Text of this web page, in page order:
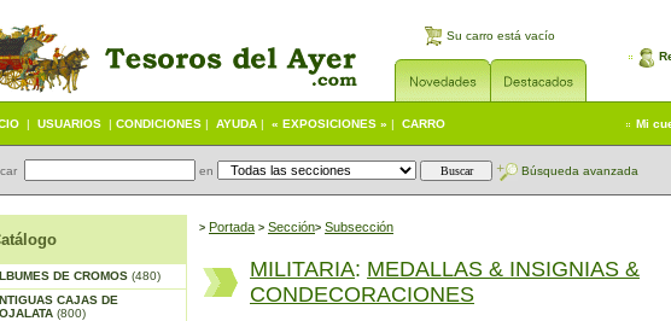
Su carro está vacío
| USUARIOS | CONDICIONES | AYUDA | « EXPOSICIONES » | CARRO Mi
en Búsqueda avanzada
DE CROMOS (480)
CAJAS DE
(800)
> Portada > Sección> Subsección
MILITARIA: MEDALLAS & INSIGNIAS &
CONDECORACIONES